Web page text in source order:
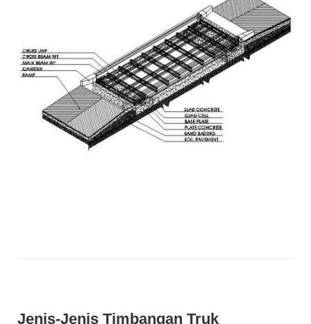
Jenis-Jenis Timbangan Truk